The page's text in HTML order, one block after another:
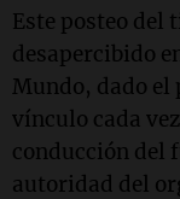
Este posteo del
desapercibido
Mundo, dado
vínculo cada
conducción del
autoridad del